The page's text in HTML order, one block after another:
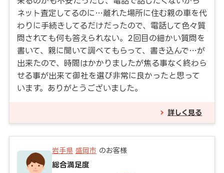
ネット査定してるのに…離れた場所に住む親の車を代
わりに手続きしてるだけだったので、電話して色々質
問されても何も答えられない。2回目の細かい質問を
書いて、親に聞いて調べてもらって、書き込んで…が
出来たので、時間はかかりましたが焦る事なく終わら
せる事が出来て御社を選び非常に良かったと思って
います。ありがとうございました。
詳しく見る
岩手県 盛岡市 のお客様
総合満足度